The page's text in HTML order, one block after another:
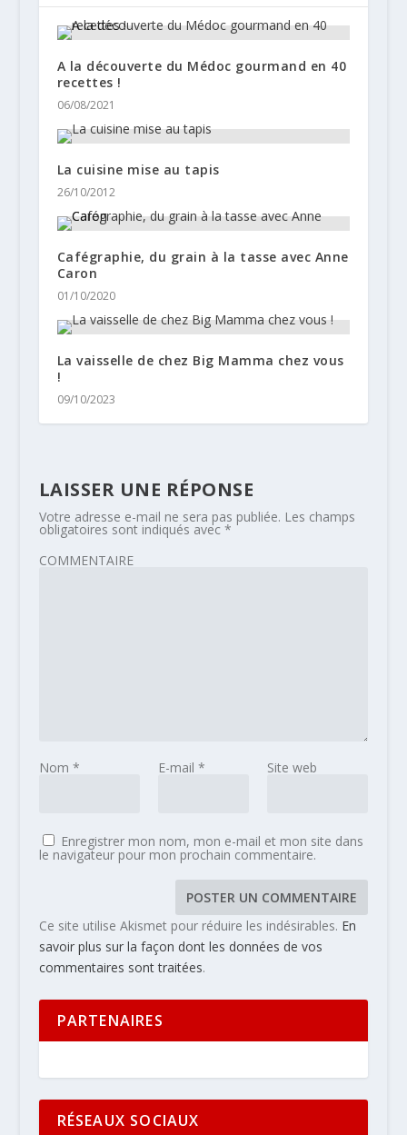
A la découverte du Médoc gourmand en 40
recettes !
06/08/2021
La cuisine mise au tapis
26/10/2012
Cafégraphie, du grain à la tasse avec Anne
Caron
01/10/2020
La vaisselle de chez Big Mamma chez vous
!
09/10/2023
LAISSER UNE RÉPONSE
Votre adresse e-mail ne sera pas publiée. Les champs
obligatoires sont indiqués avec *
COMMENTAIRE
Nom * E-mail * Site web
Enregistrer mon nom, mon e-mail et mon site dans
le navigateur pour mon prochain commentaire.
Ce site utilise Akismet pour réduire les indésirables. En
savoir plus sur la façon dont les données de vos
commentaires sont traitées.
PARTENAIRES
RÉSEAUX SOCIAUX